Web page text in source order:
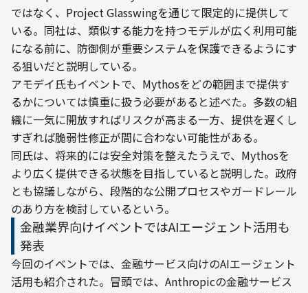
ではなく、Project Glasswingを通じて限定的に提供して
いる。同社は、類似する能力を持つモデルが広く利用可能
になる前に、防御側が重要システムを保護できるようにす
る狙いだと説明している。
アモデイ氏もイベントで、Mythosをどの範囲まで提供す
るかについては慎重に扱う必要があると述べた。多数の組
織に一気に開放すればリスクが高まる一方、提供を遅くし
すぎれば脆弱性修正が間に合わない可能性がある。
同氏は、将来的には安全対策を整えたうえで、Mythosを
より広く提供できる状態を目指していると説明した。政府
とも協議しながら、段階的な公開プロセスやガードレール
のあり方を検討しているという。
金融業界向けイベントではAIエージェント活用も
発表
今回のイベントでは、金融サービス向けのAIエージェント
活用も紹介された。冒頭では、Anthropicの金融サービス